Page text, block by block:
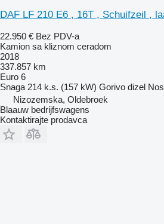
DAF LF 210 E6 , 16T , Schuifzeil ,
22.950 € Bez PDV-a
Kamion sa kliznom ceradom
2018
337.857 km
Euro 6
Snaga 214 k.s. (157 kW) Gorivo dizel
Nizozemska, Oldebroek
Blaauw bedrijfswagens
Kontaktirajte prodavca